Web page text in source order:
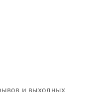
и выходных